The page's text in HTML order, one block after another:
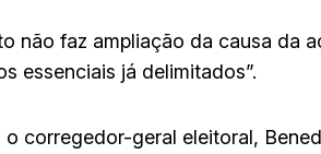
não faz ampliação da causa da
essenciais já delimitados”.
corregedor-geral eleitoral,